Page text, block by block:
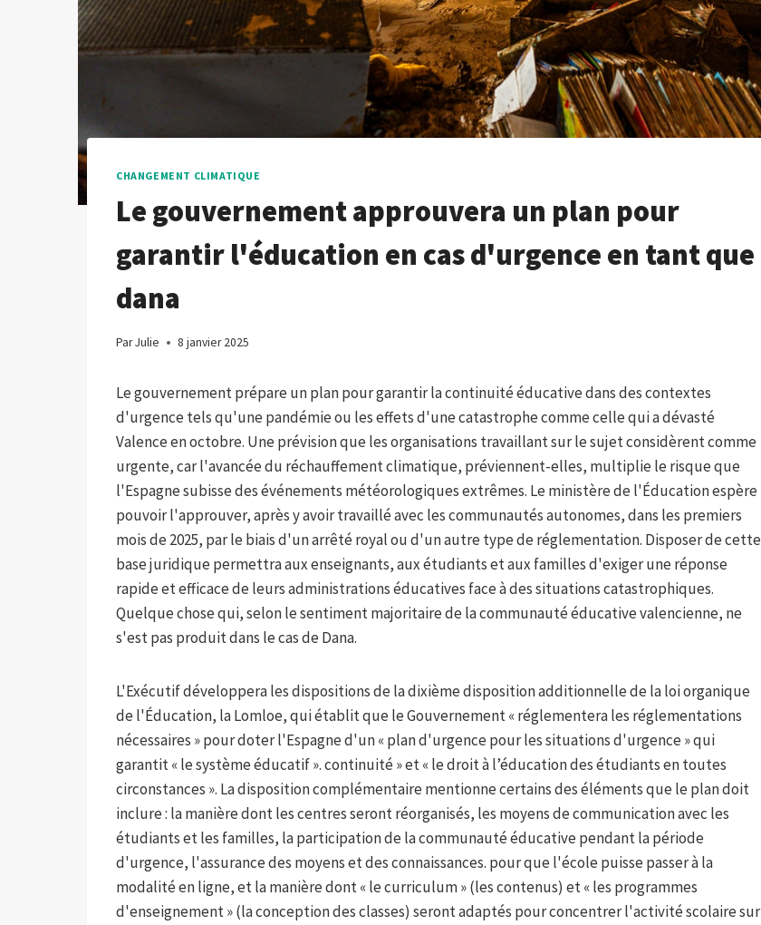
CHANGEMENT CLIMATIQUE
Le gouvernement approuvera un plan pour
garantir l'éducation en cas d'urgence en tant que
dana
ParJulie 8 janvier 2025
Le gouvernement prépare un plan pour garantir la continuité éducative dans des contextes
d'urgence tels qu'une pandémie ou les effets d'une catastrophe comme celle qui a dévasté
Valence en octobre. Une prévision que les organisations travaillant sur le sujet considèrent comme
urgente, car l'avancée du réchauffement climatique, préviennent-elles, multiplie le risque que
l'Espagne subisse des événements météorologiques extrêmes. Le ministère de l'Éducation espère
pouvoir l'approuver, après y avoir travaillé avec les communautés autonomes, dans les premiers
mois de 2025, par le biais d'un arrêté royal ou d'un autre type de réglementation. Disposer de cette
base juridique permettra aux enseignants, aux étudiants et aux familles d'exiger une réponse
rapide et efficace de leurs administrations éducatives face à des situations catastrophiques.
Quelque chose qui, selon le sentiment majoritaire de la communauté éducative valencienne, ne
s'est pas produit dans le cas de Dana.
L'Exécutif développera les dispositions de la dixième disposition additionnelle de la loi organique
de l'Éducation, la Lomloe, qui établit que le Gouvernement « réglementera les réglementations
nécessaires » pour doter l'Espagne d'un « plan d'urgence pour les situations d'urgence » qui
garantit « le système éducatif ». continuité » et « le droit à l’éducation des étudiants en toutes
circonstances ». La disposition complémentaire mentionne certains des éléments que le plan doit
inclure : la manière dont les centres seront réorganisés, les moyens de communication avec les
étudiants et les familles, la participation de la communauté éducative pendant la période
d'urgence, l'assurance des moyens et des connaissances. pour que l'école puisse passer à la
modalité en ligne, et la manière dont « le curriculum » (les contenus) et « les programmes
d'enseignement » (la conception des classes) seront adaptés pour concentrer l'activité scolaire sur